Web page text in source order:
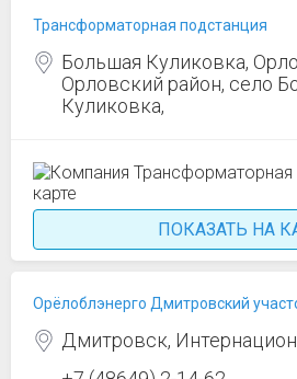
Трансформаторная подстанция
Большая Куликовка,
Орловский район, село
Куликовка,
ПОКАЗАТЬ НА
Орёлоблэнерго Дмитровский
Дмитровск,